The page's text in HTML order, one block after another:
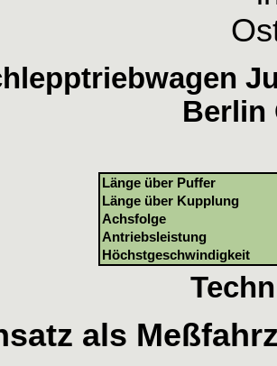
Berlin
Länge über Puffer
Länge über Kupplung
Achsfolge
Antriebsleistung
Höchstgeschwindigkeit
als